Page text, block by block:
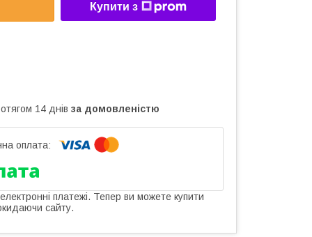
Купити з
14 днів за домовленістю
платежі. Тепер ви можете купити
сайту.